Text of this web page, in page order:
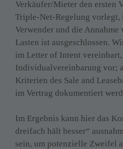
Verkäufer/Mieter den ersten
Triple-Net-Regelung vorlegt,
Verwender und die Annahme
Lasten ist ausgeschlossen.
im Letter of Intent
Individualvereinbarung vor;
Kriterien des Sale and
im Vertrag dokumentiert
Im Ergebnis kann hier das
dreifach hält besser“
sein, um potenzielle Zweifel